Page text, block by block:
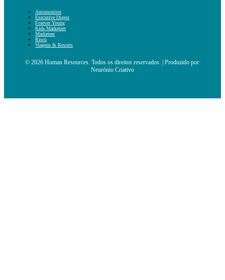
Automonitor
Executive Digest
Forever Young
Kids Marketeer
Marketeer
Risco
Viagens & Resorts
© 2026 Human Resources. Todos os direitos reservados. | Produzido por:
Neurónio Criativo